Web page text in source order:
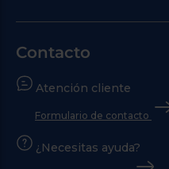
Contacto
Atención cliente
Formulario de contacto
¿Necesitas ayuda?